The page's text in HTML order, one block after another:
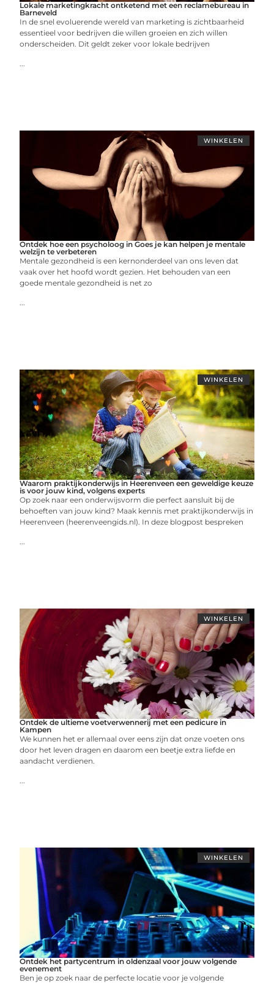
Lokale marketingkracht ontketend met een reclamebureau in
Barneveld
In de snel evoluerende wereld van marketing is zichtbaarheid
essentieel voor bedrijven die willen groeien en zich willen
onderscheiden. Dit geldt zeker voor lokale bedrijven
...
WINKELEN
Ontdek hoe een psycholoog in Goes je kan helpen je mentale
welzijn te verbeteren
Mentale gezondheid is een kernonderdeel van ons leven dat
vaak over het hoofd wordt gezien. Het behouden van een
goede mentale gezondheid is net zo
...
WINKELEN
Waarom praktijkonderwijs in Heerenveen een geweldige keuze
is voor jouw kind, volgens experts
Op zoek naar een onderwijsvorm die perfect aansluit bij de
behoeften van jouw kind? Maak kennis met praktijkonderwijs in
Heerenveen (heerenveengids.nl). In deze blogpost bespreken
...
WINKELEN
Ontdek de ultieme voetverwennerij met een pedicure in
Kampen
We kunnen het er allemaal over eens zijn dat onze voeten ons
door het leven dragen en daarom een beetje extra liefde en
aandacht verdienen.
...
WINKELEN
Ontdek het partycentrum in oldenzaal voor jouw volgende
evenement
Ben je op zoek naar de perfecte locatie voor je volgende